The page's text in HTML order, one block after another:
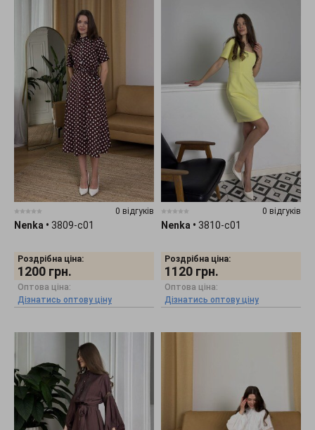
0 відгуків
Nenka • 3809-c01
Роздрібна ціна:
1200 грн.
Оптова ціна:
Дізнатись оптову ціну
0 відгуків
Nenka • 3810-c01
Роздрібна ціна:
1120 грн.
Оптова ціна:
Дізнатись оптову ціну